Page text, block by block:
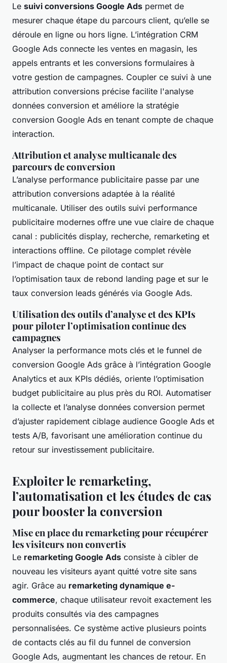
Le suivi conversions Google Ads permet de
mesurer chaque étape du parcours client, qu’elle se
déroule en ligne ou hors ligne. L’intégration CRM
Google Ads connecte les ventes en magasin, les
appels entrants et les conversions formulaires à
votre gestion de campagnes. Coupler ce suivi à une
attribution conversions précise facilite l'analyse
données conversion et améliore la stratégie
conversion Google Ads en tenant compte de chaque
interaction.
Attribution et analyse multicanale des
parcours de conversion
L’analyse performance publicitaire passe par une
attribution conversions adaptée à la réalité
multicanale. Utiliser des outils suivi performance
publicitaire modernes offre une vue claire de chaque
canal : publicités display, recherche, remarketing et
interactions offline. Ce pilotage complet révèle
l’impact de chaque point de contact sur
l’optimisation taux de rebond landing page et sur le
taux conversion leads générés via Google Ads.
Utilisation des outils d’analyse et des KPIs
pour piloter l’optimisation continue des
campagnes
Analyser la performance mots clés et le funnel de
conversion Google Ads grâce à l’intégration Google
Analytics et aux KPIs dédiés, oriente l’optimisation
budget publicitaire au plus près du ROI. Automatiser
la collecte et l’analyse données conversion permet
d’ajuster rapidement ciblage audience Google Ads et
tests A/B, favorisant une amélioration continue du
retour sur investissement publicitaire.
Exploiter le remarketing,
l’automatisation et les études de cas
pour booster la conversion
Mise en place du remarketing pour récupérer
les visiteurs non convertis
Le remarketing Google Ads consiste à cibler de
nouveau les visiteurs ayant quitté votre site sans
agir. Grâce au remarketing dynamique e-
commerce, chaque utilisateur revoit exactement les
produits consultés via des campagnes
personnalisées. Ce système active plusieurs points
de contacts clés au fil du funnel de conversion
Google Ads, augmentant les chances de retour. En